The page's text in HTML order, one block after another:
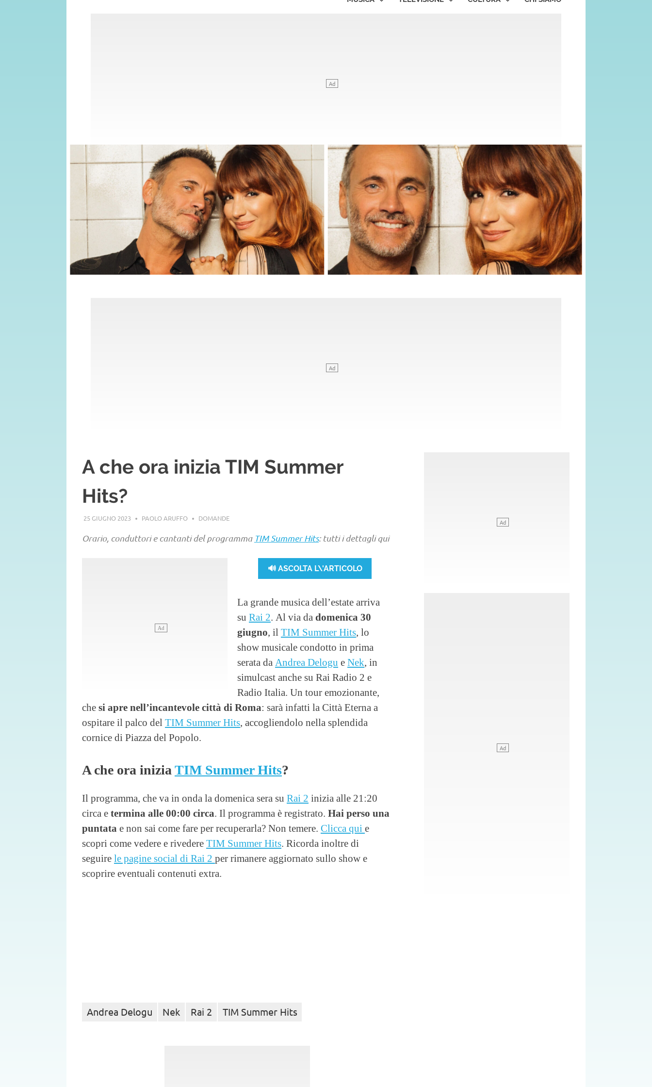
A che ora inizia TIM Summer
Hits?
25 GIUGNO 2023 PAOLO ARUFFO DOMANDE
Orario, conduttori e cantanti del programma TIM Summer Hits: tutti i dettagli qui
🔊 ASCOLTA L\'ARTICOLO
La grande musica dell’estate arriva
su Rai 2 . Al via da domenica 30
giugno , il TIM Summer Hits , lo
show musicale condotto in prima
serata da Andrea Delogu e Nek , in
simulcast anche su Rai Radio 2 e
Radio Italia. Un tour emozionante,
che si apre nell’incantevole città di Roma: sarà infatti la Città Eterna a
ospitare il palco del TIM Summer Hits , accogliendolo nella splendida
cornice di Piazza del Popolo.
A che ora inizia TIM Summer Hits?
Il programma, che va in onda la domenica sera su Rai 2 inizia alle 21:20
circa e termina alle 00:00 circa. Il programma è registrato. Hai perso una
puntata e non sai come fare per recuperarla? Non temere. Clicca qui e
scopri come vedere e rivedere TIM Summer Hits. Ricorda inoltre di
seguire le pagine social di Rai 2 per rimanere aggiornato sullo show e
scoprire eventuali contenuti extra.
Andrea Delogu Nek Rai 2 TIM Summer Hits